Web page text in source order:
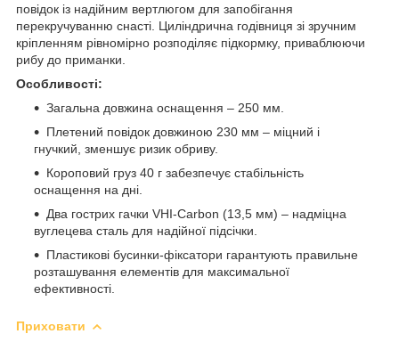
повідок із надійним вертлюгом для запобігання
перекручуванню снасті. Циліндрична годівниця зі зручним
кріпленням рівномірно розподіляє підкормку, приваблюючи
рибу до приманки.
Особливості:
Загальна довжина оснащення – 250 мм.
Плетений повідок довжиною 230 мм – міцний і
гнучкий, зменшує ризик обриву.
Короповий груз 40 г забезпечує стабільність
оснащення на дні.
Два гострих гачки VHI-Carbon (13,5 мм) – надміцна
вуглецева сталь для надійної підсічки.
Пластикові бусинки-фіксатори гарантують правильне
розташування елементів для максимальної
ефективності.
Приховати